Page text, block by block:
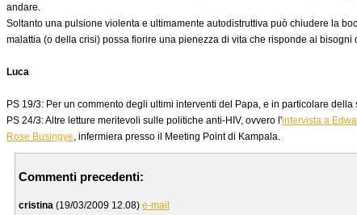
andare.
Soltanto una pulsione violenta e ultimamente autodistruttiva può chiudere la
malattia (o della crisi) possa fiorire una pienezza di vita che risponde ai
Luca
PS 19/3: Per un commento degli ultimi interventi del Papa, e in particolare
PS 24/3: Altre letture meritevoli sulle politiche anti-HIV, ovvero l'intervista a
Rose Busingye, infermiera presso il Meeting Point di Kampala.
Commenti precedenti:
cristina (19/03/2009 12.08) e-mail